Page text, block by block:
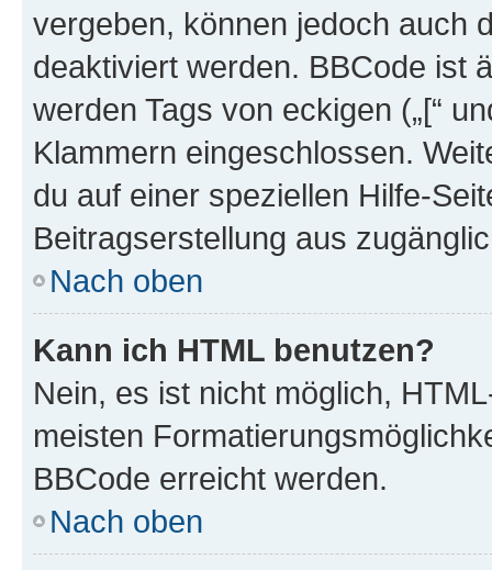
vergeben, können jedoch auch
deaktiviert werden. BBCode ist
werden Tags von eckigen („[“
Klammern eingeschlossen.
du auf einer speziellen Hilfe-
Beitragserstellung aus
Nach oben
Kann ich HTML benutzen?
Nein, es ist nicht möglich,
meisten
BBCode erreicht werden.
Nach oben